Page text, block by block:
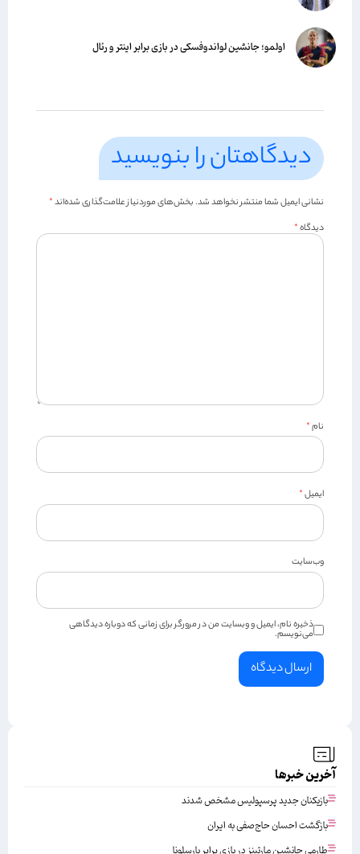
اولمو؛ جانشین لواندوفسکی در بازی برابر اینتر و رئال
دیدگاهتان را بنویسید
نشانی ایمیل شما منتشر نخواهد شد.بخش‌های موردنیاز علامت‌گذاری شده‌اند*
دیدگاه*
نام*
ایمیل*
وب‌سایت
ذخیره نام، ایمیل و وبسایت من در مرورگر برای زمانی که دوباره دیدگاهی
می‌نویسم.
آخرین خبرها
بازیکنان جدید پرسپولیس مشخص شدند
بازگشت احسان حاج‌صفی به ایران